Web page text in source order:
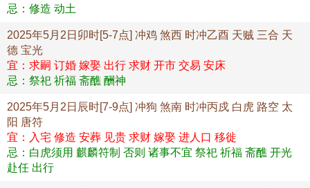
忌：修造 动土
2025年5月2日卯时[5-7点] 冲鸡 煞西 时冲乙酉 天贼 三合 天
德 宝光
宜：求嗣 订婚 嫁娶 出行 求财 开市 交易 安床
忌：祭祀 祈福 斋醮 酬神
2025年5月2日辰时[7-9点] 冲狗 煞南 时冲丙戍 白虎 路空 太
阳 唐符
宜：入宅 修造 安葬 见贵 求财 嫁娶 进人口 移徙
忌：白虎须用 麒麟符制 否则 诸事不宜 祭祀 祈福 斋醮 开光
赴任 出行